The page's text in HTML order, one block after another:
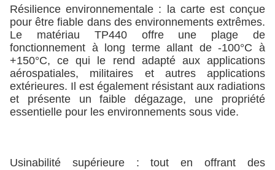
Résilience environnementale : la carte est conçue
pour être fiable dans des environnements extrêmes.
Le matériau TP440 offre une plage de
fonctionnement à long terme allant de -100°C à
+150°C, ce qui le rend adapté aux applications
aérospatiales, militaires et autres applications
extérieures. Il est également résistant aux radiations
et présente un faible dégazage, une propriété
essentielle pour les environnements sous vide.
Usinabilité supérieure : tout en offrant des